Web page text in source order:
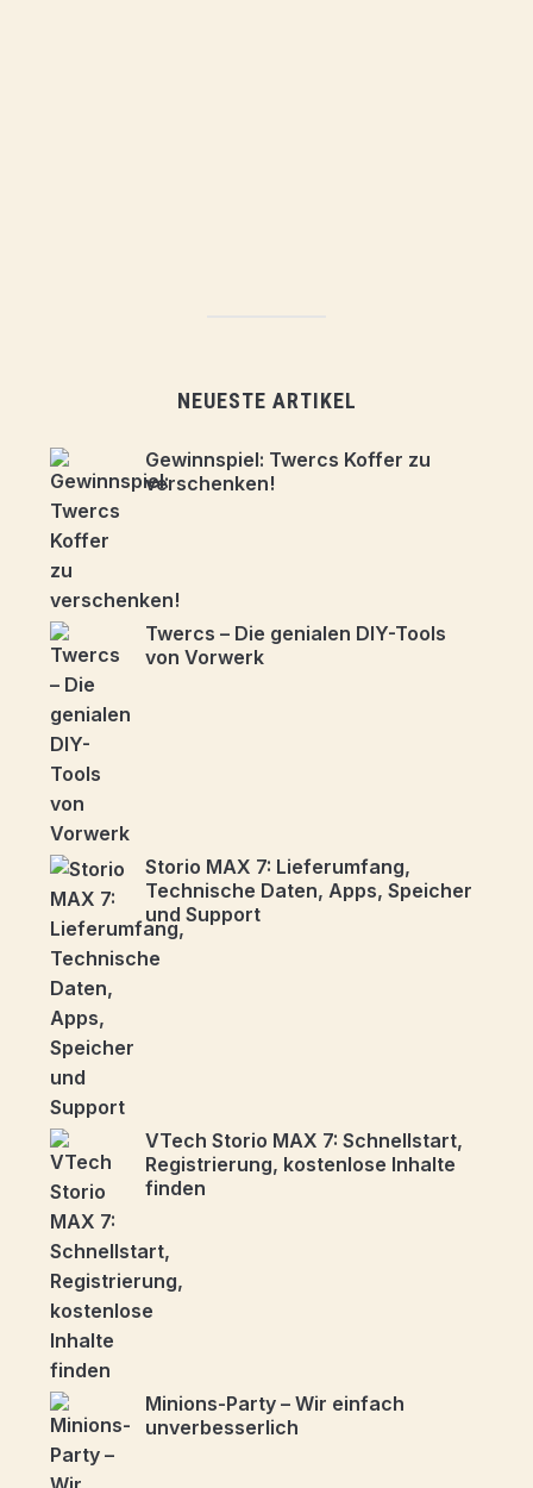
NEUESTE ARTIKEL
Gewinnspiel: Twercs Koffer zu
verschenken!
Twercs – Die genialen DIY-Tools
von Vorwerk
Storio MAX 7: Lieferumfang,
Technische Daten, Apps, Speicher
und Support
VTech Storio MAX 7: Schnellstart,
Registrierung, kostenlose Inhalte
finden
Minions-Party – Wir einfach
unverbesserlich